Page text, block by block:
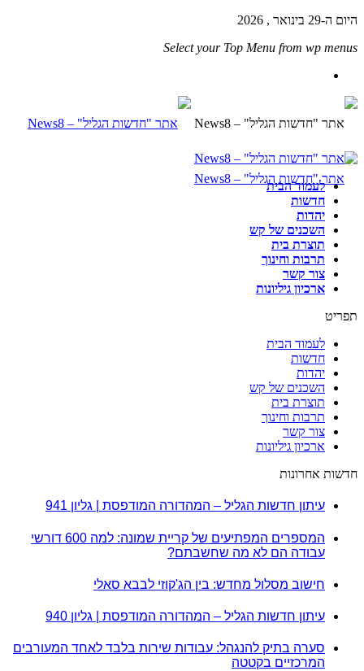
היום ה-29 בינואר , 2026
Select your Top Menu from wp menus
לעמוד הבית
חדשות
יהדות
השכנים של קש
תוצרת בית
תרבות וחינוך
צור קשר
ארכיון גיליונות
תפריט
לעמוד הבית
חדשות
יהדות
השכנים של קש
תוצרת בית
תרבות וחינוך
צור קשר
ארכיון גיליונות
חדשות אחרונות
עיתון חדשות הגליל – המהדורה המודפסת | גליון 941
המספרים המפתיעים של קריית שמונה: למה 600 דורשי
עבודה הם לא מה שחשבתם?
חישוב מסלול מחדש: בין הג'קוזי לבבא סאלי
עיתון חדשות הגליל – המהדורה המודפסת | גליון 940
סערה בתיק להנגהל: עבודות שירות בלבד לאחד המעורבים
המרכזיים בקטטה